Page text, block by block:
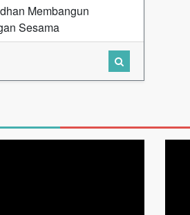
Membangun
Sesama